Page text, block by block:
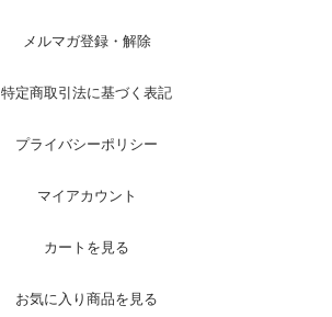
メルマガ登録・解除
特定商取引法に基づく表記
プライバシーポリシー
マイアカウント
カートを見る
お気に入り商品を見る